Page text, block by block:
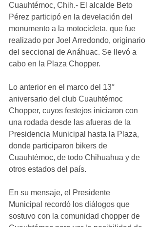
Cuauhtémoc, Chih.- El alcalde Beto
Pérez participó en la develación del
monumento a la motocicleta, que fue
realizado por Joel Arredondo, originario
del seccional de Anáhuac. Se llevó a
cabo en la Plaza Chopper.
Lo anterior en el marco del 13°
aniversario del club Cuauhtémoc
Chopper, cuyos festejos iniciaron con
una rodada desde las afueras de la
Presidencia Municipal hasta la Plaza,
donde participaron bikers de
Cuauhtémoc, de todo Chihuahua y de
otros estados del país.
En su mensaje, el Presidente
Municipal recordó los diálogos que
sostuvo con la comunidad chopper de